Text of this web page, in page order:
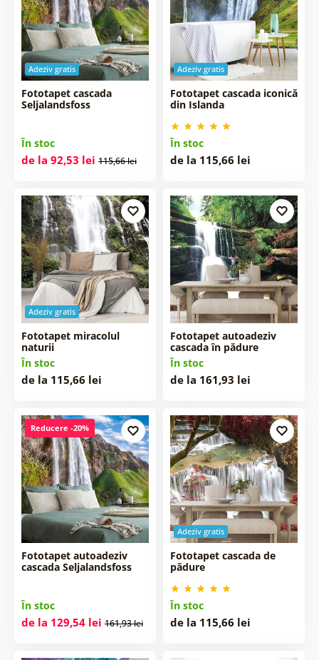
Adeziv gratis
Fototapet cascada
Seljalandsfoss
În stoc
de la 92,53 lei 115,66 lei
Adeziv gratis
Fototapet cascada iconică
din Islanda
În stoc
de la 115,66 lei
Adeziv gratis
Fototapet miracolul
naturii
În stoc
de la 115,66 lei
Fototapet autoadeziv
cascada în pădure
În stoc
de la 161,93 lei
Reducere -20%
Fototapet autoadeziv
cascada Seljalandsfoss
În stoc
de la 129,54 lei 161,93 lei
Adeziv gratis
Fototapet cascada de
pădure
În stoc
de la 115,66 lei